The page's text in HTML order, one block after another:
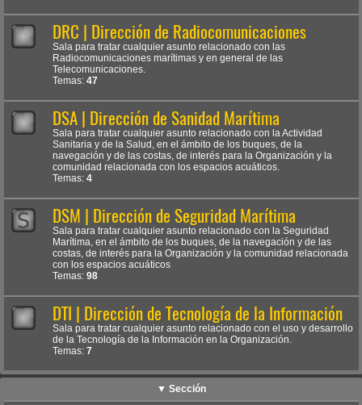
DRC | Dirección de Radiocomunicaciones
Sala para tratar cualquier asunto relacionado con las
Radiocomunicaciones marítimas y en general de las
Telecomunicaciones.
Temas: 47
DSA | Dirección de Sanidad Marítima
Sala para tratar cualquier asunto relacionado con la Actividad
Sanitaria y de la Salud, en el ámbito de los buques, de la
navegación y de las costas, de interés para la Organización y la
comunidad relacionada con los espacios acuáticos.
Temas: 4
DSM | Dirección de Seguridad Marítima
Sala para tratar cualquier asunto relacionado con la Seguridad
Marítima, en el ámbito de los buques, de la navegación y de las
costas, de interés para la Organización y la comunidad relacionada
con los espacios acuáticos
Temas: 98
DTI | Dirección de Tecnología de la Información
Sala para tratar cualquier asunto relacionado con el uso y desarrollo
de la Tecnología de la Información en la Organización.
Temas: 7
▼ Sección